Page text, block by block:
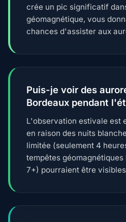
crée un pic significatif
géomagnétique, vous
chances d'assister aux
Puis-je voir des
Bordeaux pendant
L'observation estivale est
en raison des nuits
limitée (seulement 4
tempêtes
7+) pourraient être